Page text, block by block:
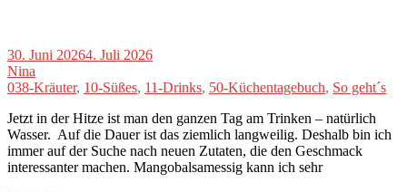
30. Juni 20264. Juli 2026
Nina
038-Kräuter, 10-Süßes, 11-Drinks, 50-Küchentagebuch, So geht´s
Jetzt in der Hitze ist man den ganzen Tag am Trinken – natürlich
Wasser. Auf die Dauer ist das ziemlich langweilig. Deshalb bin ich
immer auf der Suche nach neuen Zutaten, die den Geschmack
interessanter machen. Mangobalsamessig kann ich sehr